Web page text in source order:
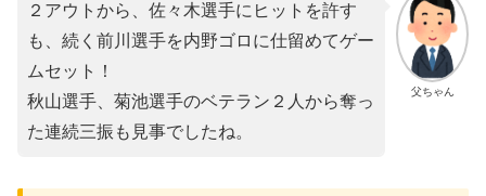
父ちゃん
２アウトから、佐々木選手にヒットを許す
も、続く前川選手を内野ゴロに仕留めてゲー
ムセット！
秋山選手、菊池選手のベテラン２人から奪っ
た連続三振も見事でしたね。